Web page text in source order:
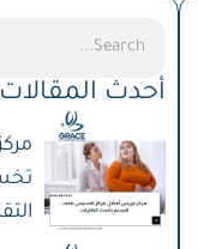
Search
أحدث المقالات